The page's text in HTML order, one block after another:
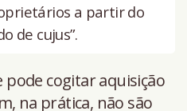
a partir do
de cujus”.
pode cogitar aquisição
na prática, não são